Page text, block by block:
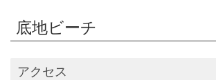
底地ビーチ
アクセス